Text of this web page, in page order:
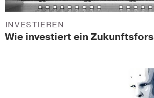
Wie investiert ein
INVESTIEREN